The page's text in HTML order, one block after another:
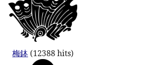
梅鉢 (12388 hits)